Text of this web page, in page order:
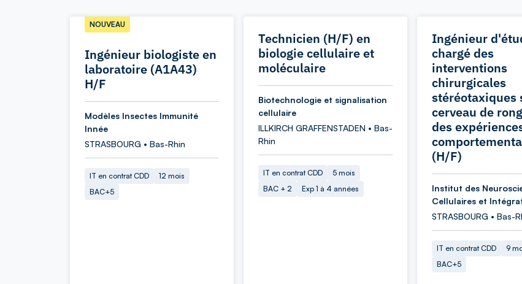
Ingénieur biologiste en
laboratoire (A1A43)
H/F
NOUVEAU
Modèles Insectes Immunité
Innée
STRASBOURG • Bas-Rhin
IT en contrat CDD
12 mois
BAC+5
Technicien (H/F) en
biologie cellulaire et
moléculaire
Biotechnologie et signalisation
cellulaire
ILLKIRCH GRAFFENSTADEN • Bas-
Rhin
IT en contrat CDD
5 mois
BAC + 2
Exp 1 à 4 années
Ingénieur
chargé des
interventions
chirurgicales
stéréotaxiques
cerveau de
des
(H/F)
Institut des
Cellulaires et
STRASBOURG • Bas-
IT en contrat CDD
9
BAC+5